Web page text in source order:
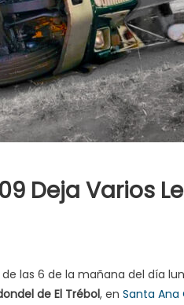
Deja Varios
las 6 de la mañana del día
de El Trébol, en Santa Ana